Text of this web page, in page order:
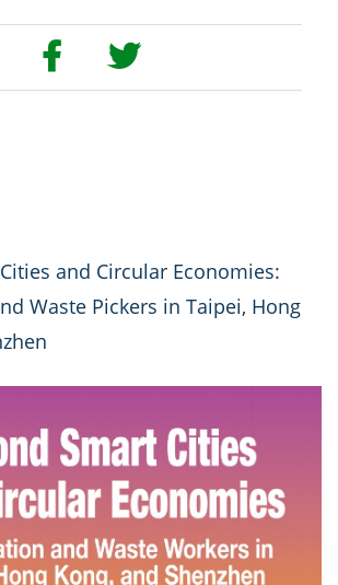
and Circular Economies:
Waste Pickers in Taipei, Hong